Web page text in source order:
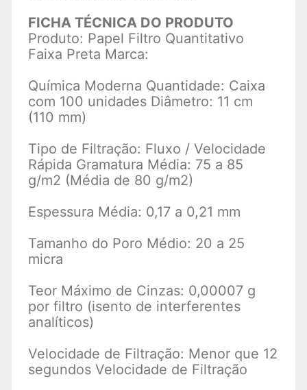
FICHA TÉCNICA DO PRODUTO
Produto: Papel Filtro Quantitativo
Faixa Preta Marca:
Química Moderna Quantidade: Caixa
com 100 unidades Diâmetro: 11 cm
(110 mm)
Tipo de Filtração: Fluxo / Velocidade
Rápida Gramatura Média: 75 a 85
g/m2 (Média de 80 g/m2)
Espessura Média: 0,17 a 0,21 mm
Tamanho do Poro Médio: 20 a 25
micra
Teor Máximo de Cinzas: 0,00007 g
por filtro (isento de interferentes
analíticos)
Velocidade de Filtração: Menor que 12
segundos Velocidade de Filtração